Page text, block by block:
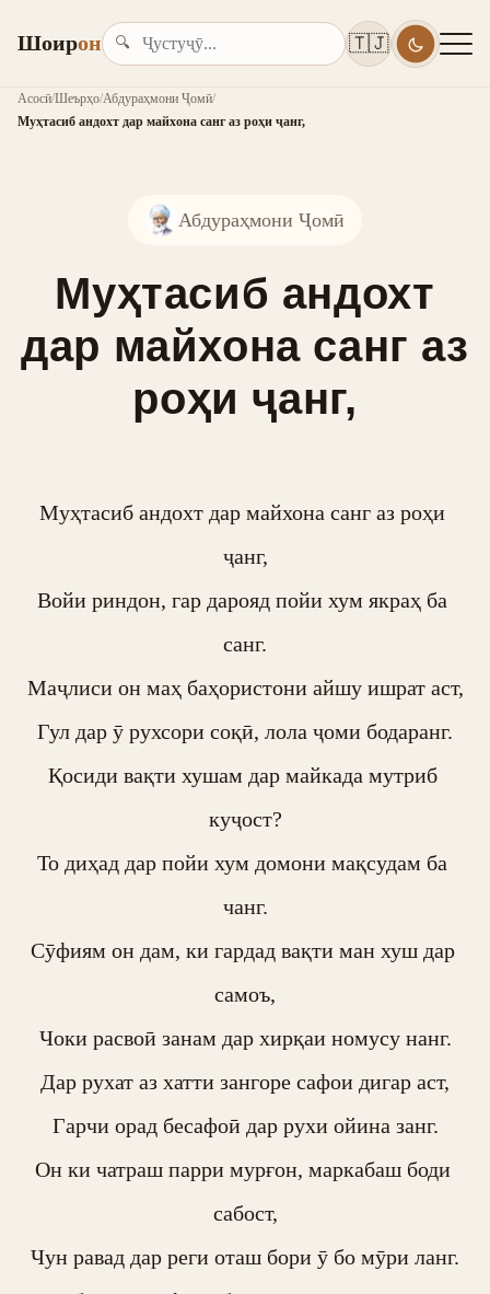
Шоирон 🔍 🇹🇯
Асосӣ/Шеърҳо/Абдураҳмони Ҷомӣ/
Муҳтасиб андохт дар майхона санг аз роҳи ҷанг,
Абдураҳмони Ҷомӣ
Муҳтасиб андохт
дар майхона санг аз
роҳи ҷанг,
Муҳтасиб андохт дар майхона санг аз роҳи
ҷанг,
Войи риндон, гар дарояд пойи хум якраҳ ба
санг.
Маҷлиси он маҳ баҳористони айшу ишрат аст,
Гул дар ӯ рухсори соқӣ, лола ҷоми бодаранг.
Қосиди вақти хушам дар майкада мутриб
куҷост?
То диҳад дар пойи хум домони мақсудам ба
чанг.
Сӯфиям он дам, ки гардад вақти ман хуш дар
самоъ,
Чоки расвоӣ занам дар хирқаи номусу нанг.
Дар рухат аз хатти зангоре сафои дигар аст,
Гарчи орад бесафоӣ дар рухи ойина занг.
Он ки чатраш парри мурғон, маркабаш боди
сабост,
Чун равад дар реги оташ бори ӯ бо мӯри ланг.